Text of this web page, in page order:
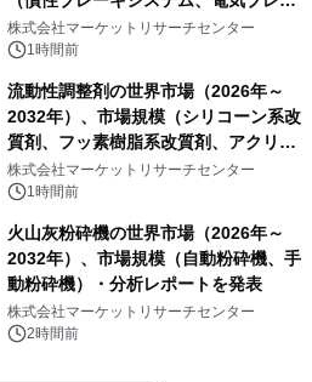
キシステム、その他）・分析レポート
を発表
株式会社マーケットリサーチセンター
1時間前
流動性調整剤の世界市場（2026年～
2032年）、市場規模（シリコーン系改
質剤、フッ素樹脂系改質剤、アクリル
系改質剤、ポリウレタン系改質剤、ワ
ックス系改質剤）・分析レポートを発
株式会社マーケットリサーチセンター
1時間前
火山灰粉砕機の世界市場（2026年～
2032年）、市場規模（自動粉砕機、手
動粉砕機）・分析レポートを発表
株式会社マーケットリサーチセンター
2時間前